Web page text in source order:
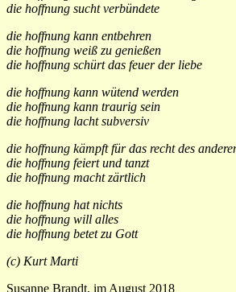
die hoffnung sucht verbündete
die hoffnung kann entbehren
die hoffnung weiß zu genießen
die hoffnung schürt das feuer der liebe
die hoffnung kann wütend werden
die hoffnung kann traurig sein
die hoffnung lacht subversiv
die hoffnung kämpft für das recht des
die hoffnung feiert und tanzt
die hoffnung macht zärtlich
die hoffnung hat nichts
die hoffnung will alles
die hoffnung betet zu Gott
(c) Kurt Marti
Susanne Brandt, im August 2018